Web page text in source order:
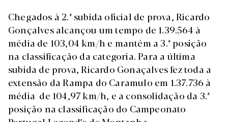
Chegados à 2.ª subida oficial de prova, Ricardo
Gonçalves alcançou um tempo de 1.39.564 à
média de 103,04 km/h e mantém a 3.ª posição
na classificação da categoria. Para a última
subida de prova, Ricardo Gonaçalves fez toda a
extensão da Rampa do Caramulo em 1.37.736 à
média de 104,97 km/h, e a consolidação da 3.ª
posição na classificação do Campeonato